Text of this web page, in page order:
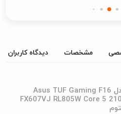
مشخصات دیدگاه کاربران
لپ‌ تاپ ایسوس 16 اینچی مدل Asus TUF Gaming F16
FX607VJ RL805W Core 5